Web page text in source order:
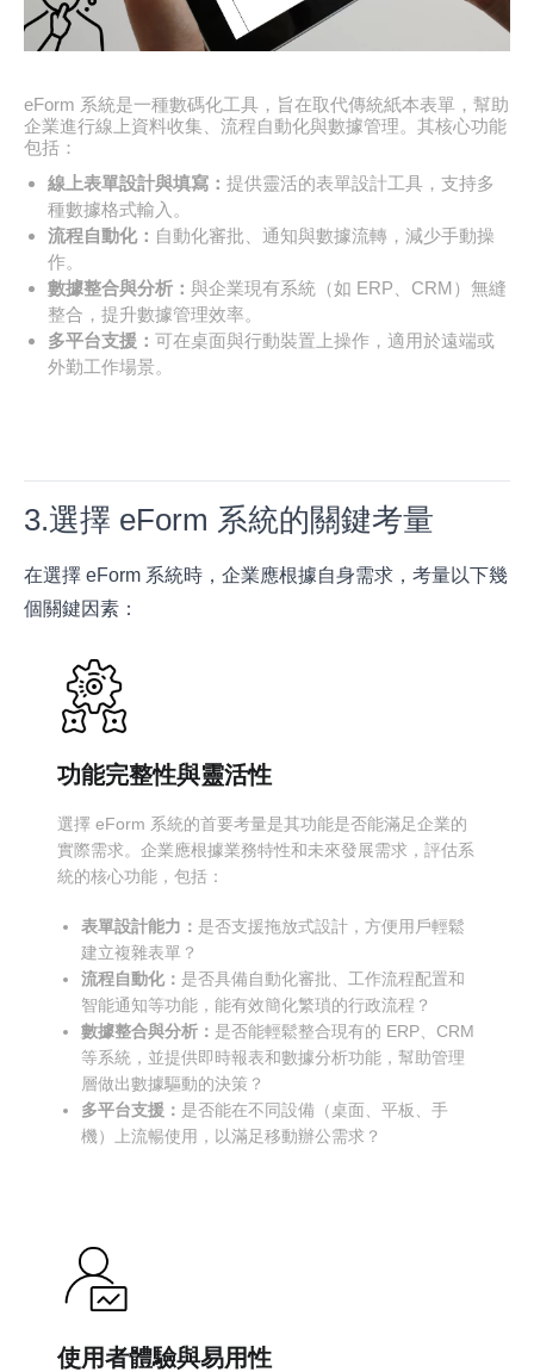
eForm 系統是一種數碼化工具，旨在取代傳統紙本表單，幫助
企業進行線上資料收集、流程自動化與數據管理。其核心功能
包括：
線上表單設計與填寫：提供靈活的表單設計工具，支持多
種數據格式輸入。
流程自動化： 自動化審批、通知與數據流轉，減少手動操
作。
數據整合與分析：與企業現有系統（如 ERP、CRM）無縫
整合，提升數據管理效率。
多平台支援：可在桌面與行動裝置上操作，適用於遠端或
外勤工作場景。
3.選擇 eForm 系統的關鍵考量
在選擇 eForm 系統時，企業應根據自身需求，考量以下幾
個關鍵因素：
功能完整性與靈活性
選擇 eForm 系統的首要考量是其功能是否能滿足企業的
實際需求。企業應根據業務特性和未來發展需求，評估系
統的核心功能，包括：
表單設計能力： 是否支援拖放式設計，方便用戶輕鬆
建立複雜表單？
流程自動化： 是否具備自動化審批、工作流程配置和
智能通知等功能，能有效簡化繁瑣的行政流程？
數據整合與分析： 是否能輕鬆整合現有的 ERP、CRM
等系統，並提供即時報表和數據分析功能，幫助管理
層做出數據驅動的決策？
多平台支援： 是否能在不同設備（桌面、平板、手
機）上流暢使用，以滿足移動辦公需求？
使用者體驗與易用性